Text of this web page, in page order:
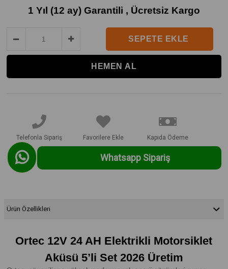
1 Yıl (12 ay) Garantili , Ücretsiz Kargo
Telefonla Sipariş Favorilere Ekle Kapıda Ödeme
Whatsapp Sipariş
Ürün Özellikleri
Ortec 12V 24 AH Elektrikli Motorsiklet
Aküsü 5’li Set 2026 Üretim